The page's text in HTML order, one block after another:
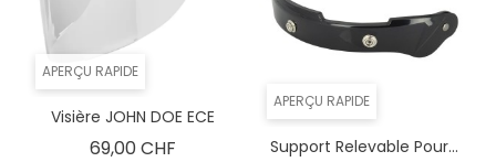
APERÇU RAPIDE
Visière JOHN DOE ECE
69,00 CHFPrix
APERÇU RAPIDE
Support Relevable Pour...